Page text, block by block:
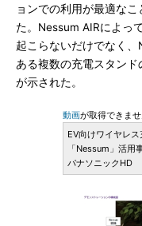
ョンでの利用が最適な
た。Nessum AIRによっ
起こらないだけでなく
ある複数の充電スタン
が示された。
動画が取得できま
EV向けワイヤレ
「Nessum」活用
パナソニックHD